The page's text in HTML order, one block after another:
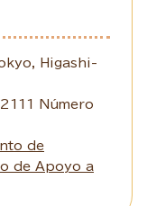
Higashi-
Número
de
de Apoyo a